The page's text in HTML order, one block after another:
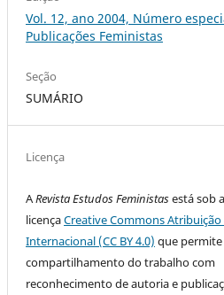
Vol. 12, ano 2004, Número
Publicações Feministas
Seção
SUMÁRIO
Licença
ARevista Estudos Feministasestá sob a
licençaCreative Commons Atribuição
Internacional (CC BY 4.0) que
compartilhamento do trabalho com
reconhecimento de autoria e